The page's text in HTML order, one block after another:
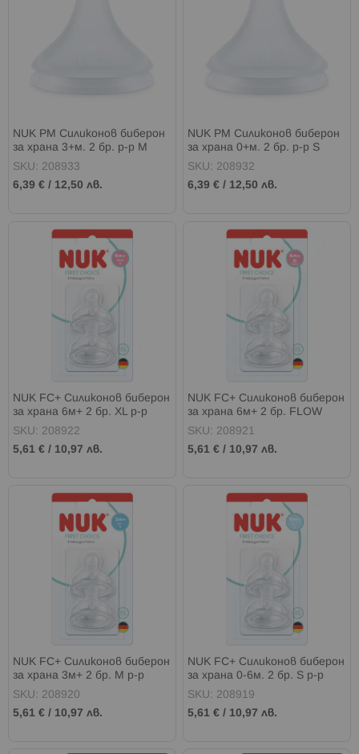
NUK PM Силиконов биберон
за храна 3+м. 2 бр. р-р M
SKU: 208933
6,39 € / 12,50 лв.
NUK PM Силиконов биберон
за храна 0+м. 2 бр. р-р S
SKU: 208932
6,39 € / 12,50 лв.
NUK FC+ Силиконов биберон
за храна 6м+ 2 бр. XL р-р
SKU: 208922
5,61 € / 10,97 лв.
NUK FC+ Силиконов биберон
за храна 6м+ 2 бр. FLOW
CONTROL
SKU: 208921
5,61 € / 10,97 лв.
NUK FC+ Силиконов биберон
за храна 3м+ 2 бр. M р-р
SKU: 208920
5,61 € / 10,97 лв.
NUK FC+ Силиконов биберон
за храна 0-6м. 2 бр. S р-р
SKU: 208919
5,61 € / 10,97 лв.